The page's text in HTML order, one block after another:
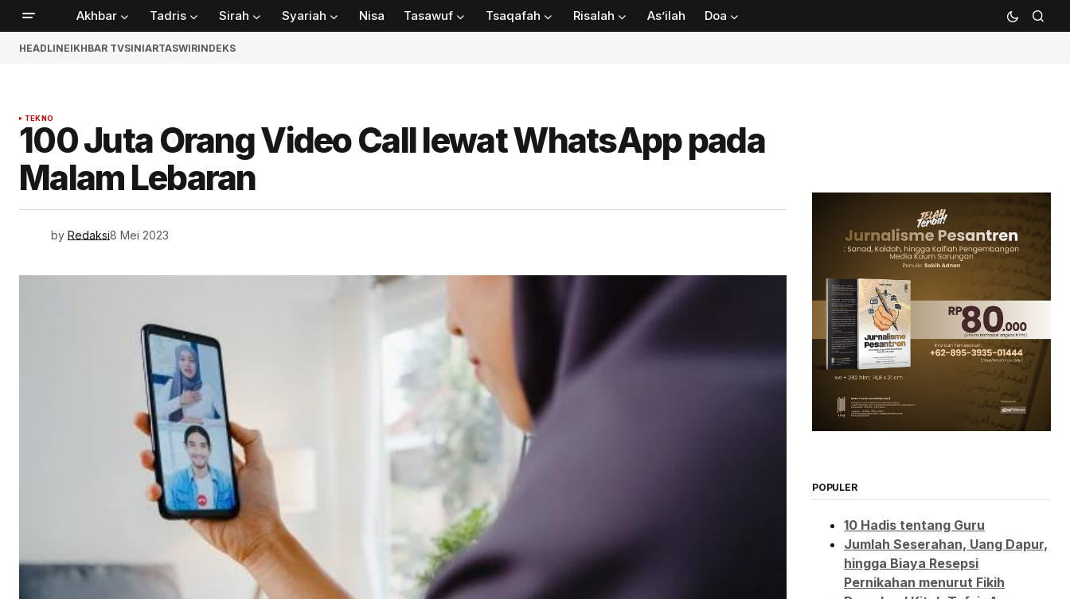
Akhbar Tadris Sirah Syariah Nisa Tasawuf Tsaqafah Risalah As’ilah Doa
HEADLINEIKHBAR TVSINIARTASWIRINDEKS
TEKNO
100 Juta Orang Video Call lewat WhatsApp pada
Malam Lebaran
by Redaksi8 Mei 2023
POPULER
10 Hadis tentang Guru
Jumlah Seserahan, Uang Dapur,
hingga Biaya Resepsi
Pernikahan menurut Fikih